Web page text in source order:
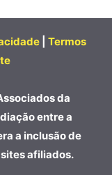
| Termos
da
entre a
a inclusão de
afiliados.